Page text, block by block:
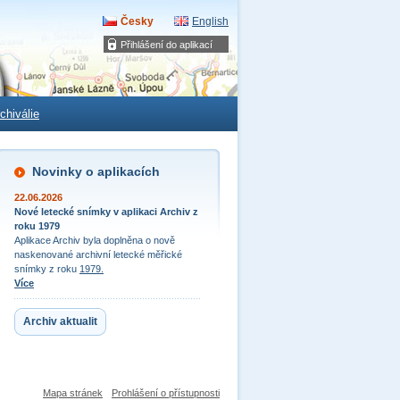
Přihlášení do aplikací
Česky English
Novinky o aplikacích
22.06.2026
Nové letecké snímky v aplikaci Archiv z
roku 1979
Aplikace Archiv byla doplněna o nově
naskenované archivní letecké měřické
snímky z roku 1979.
Více
Archiv aktualit
Mapa stránek Prohlášení o přístupnosti